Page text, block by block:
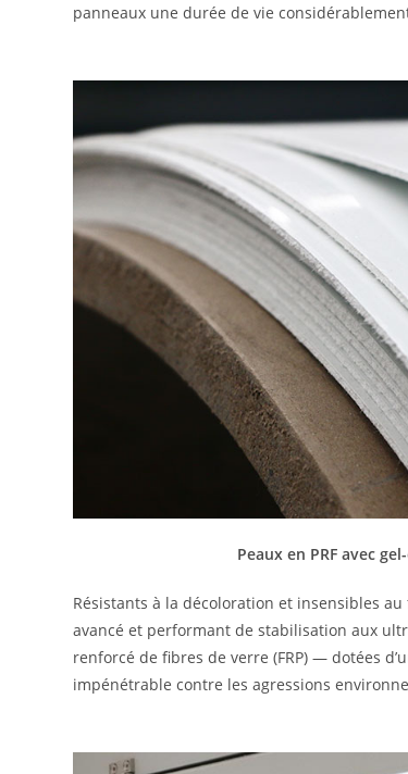
panneaux une durée de vie
Peaux en PRF avec
Résistants à la décoloration et insensibles
avancé et performant de stabilisation aux
renforcé de fibres de verre (FRP) — dotées
impénétrable contre les agressions